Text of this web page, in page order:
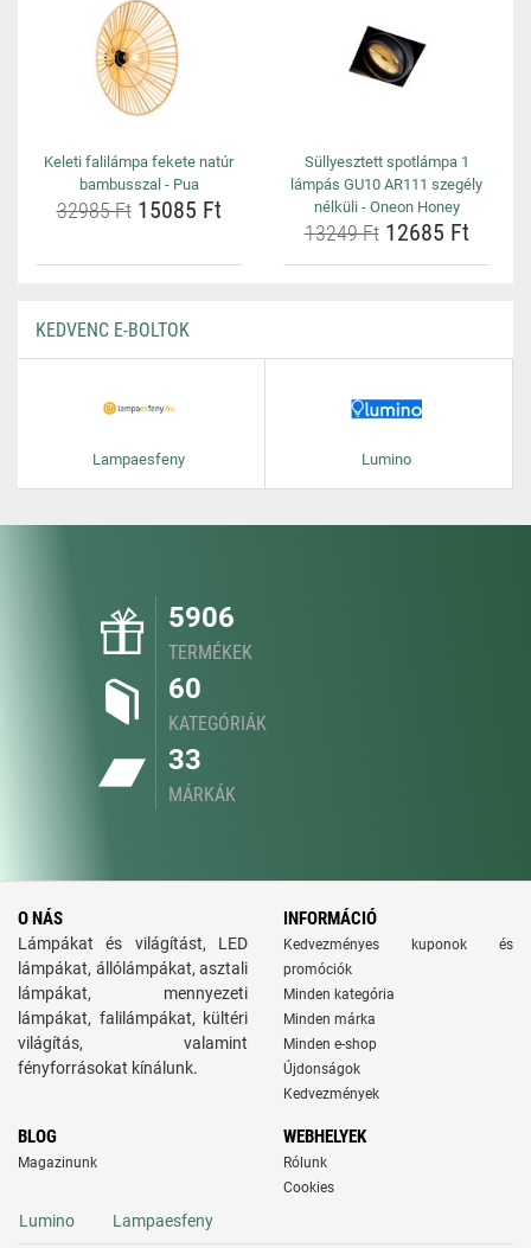
Keleti falilámpa fekete natúr
bambusszal - Pua
32985 Ft15085 Ft
Süllyesztett spotlámpa 1
lámpás GU10 AR111 szegély
nélküli - Oneon Honey
13249 Ft12685 Ft
KEDVENC E-BOLTOK
Lampaesfeny Lumino
5906
TERMÉKEK
60
KATEGÓRIÁK
33
MÁRKÁK
O NÁS
Lámpákat és világítást, LED
lámpákat, állólámpákat, asztali
lámpákat, mennyezeti
lámpákat, falilámpákat, kültéri
világítás, valamint
fényforrásokat kínálunk.
INFORMÁCIÓ
Kedvezményes kuponok és
promóciók
Minden kategória
Minden márka
Minden e-shop
Újdonságok
Kedvezmények
BLOG
Magazinunk
WEBHELYEK
Rólunk
Cookies
Lumino Lampaesfeny